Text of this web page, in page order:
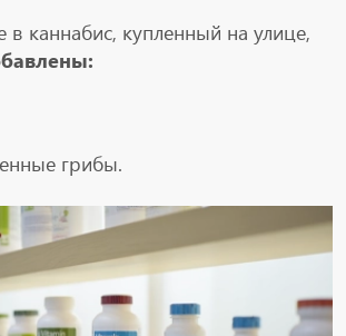
в каннабис, купленный на улице,
грибы.